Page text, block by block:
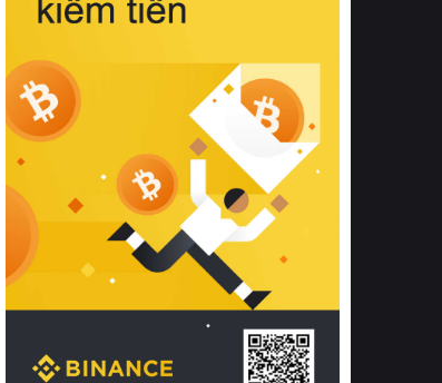
sản phẩm đạt chuẩn chất lượng quốc
tế còn giúp ngăn ngừa tình trạng kích
khuẩn và nấm mốc trong điều kiện
thời tiết nóng ẩm. Bạn có thể tìm hiểu
thêm các nghiên cứu khoa học về tác
động của giấc ngủ và môi trường
phòng ngủ đối với sức khỏe con
người tại Sleep Foundation (External
Link) để có cái nhìn toàn diện hơn.
2. Các tiêu chí vàng khi lựa chọn
chăn ga gối đệm cao cấp cho phòng
ngủ
Để sở hữu một bộ chăn ga gối đệm
cao cấp hoàn hảo cả về thẩm mỹ lẫn
công năng, người tiêu dùng cần cân
nhắc kỹ lưỡng các tiêu chí quan trọng